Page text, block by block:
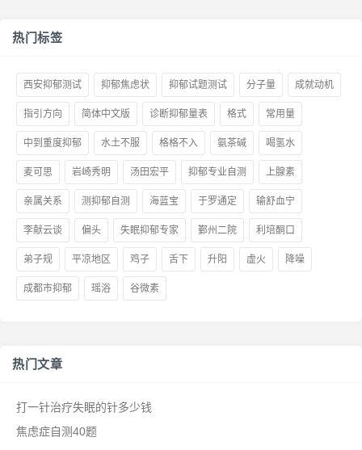
热门标签
西安抑郁测试 抑郁焦虑状 抑郁试题测试 分子量 成就动机
指引方向 简体中文版 诊断抑郁量表 格式 常用量
中到重度抑郁 水土不服 格格不入 氨茶碱 喝氢水
麦可思 岩崎秀明 汤田宏平 抑郁专业自测 上腺素
亲属关系 测抑郁自测 海蓝宝 于罗通定 输舒血宁
李献云谈 偏头 失眠抑郁专家 鄞州二院 利培酮口
弟子规 平凉地区 鸡子 舌下 升阳 虚火 降噪
成都市抑郁 瑶浴 谷微素
热门文章
打一针治疗失眠的针多少钱
焦虑症自测40题